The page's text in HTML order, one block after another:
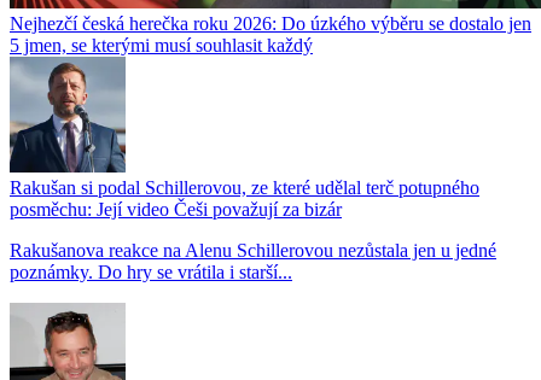
Nejhezčí česká herečka roku 2026: Do úzkého výběru se dostalo jen
5 jmen, se kterými musí souhlasit každý
Rakušan si podal Schillerovou, ze které udělal terč potupného
posměchu: Její video Češi považují za bizár
Rakušanova reakce na Alenu Schillerovou nezůstala jen u jedné
poznámky. Do hry se vrátila i starší...